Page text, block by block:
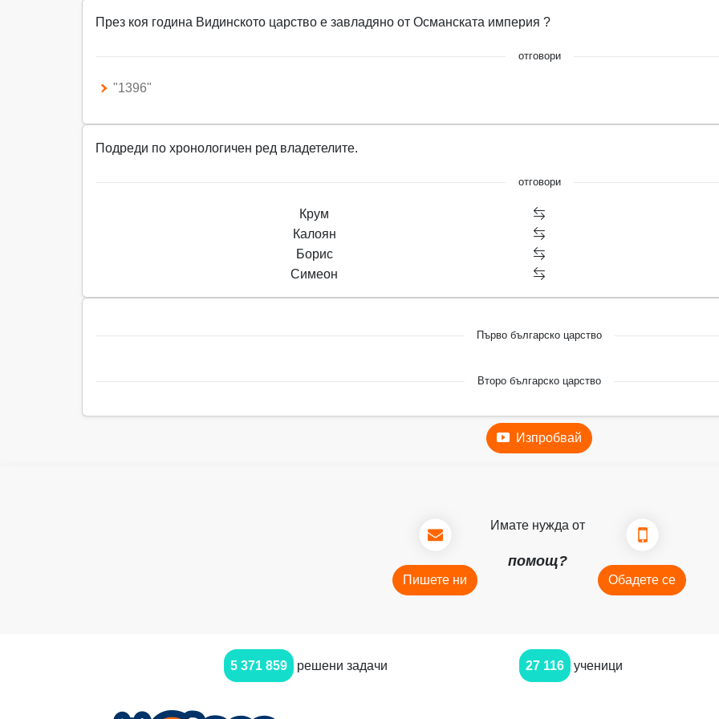
През коя година Видинското царство е завладяно от Османската империя ?
отговори
"1396"
Подреди по хронологичен ред владетелите.
отговори
Крум
Калоян
Борис
Симеон
Първо българско царство
Второ българско царство
Изпробвай
Пишете ни
Имате нужда от
помощ?
Обадете се
5 371 859 решени задачи 27 116 ученици